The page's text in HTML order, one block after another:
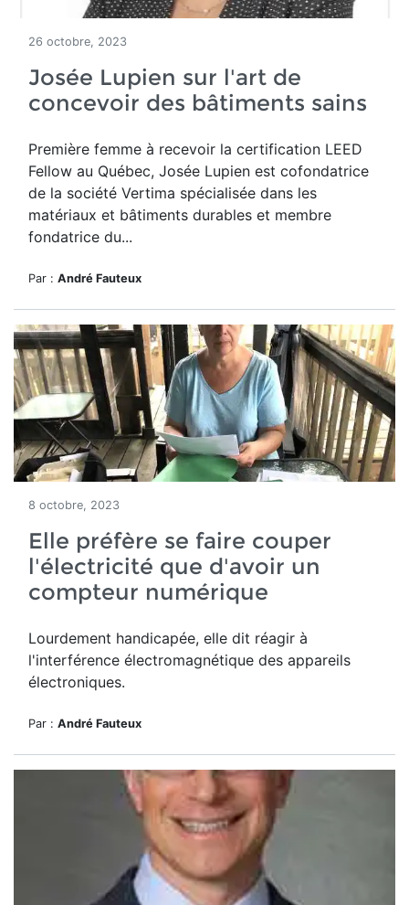
26 octobre, 2023
Josée Lupien sur l'art de
concevoir des bâtiments sains
Première femme à recevoir la certification LEED
Fellow au Québec, Josée Lupien est cofondatrice
de la société Vertima spécialisée dans les
matériaux et bâtiments durables et membre
fondatrice du...
Par : André Fauteux
8 octobre, 2023
Elle préfère se faire couper
l'électricité que d'avoir un
compteur numérique
Lourdement handicapée, elle dit réagir à
l'interférence électromagnétique des appareils
électroniques.
Par : André Fauteux